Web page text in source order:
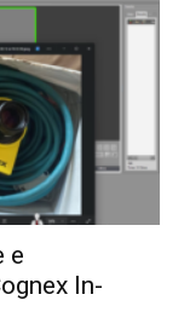
e
In-